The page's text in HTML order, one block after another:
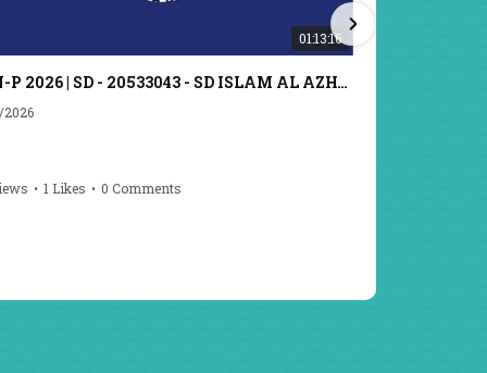
01:13:16
OSN-P 2026 | SD - 20533043 - SD ISLAM AL AZHAR 11 SURABAYA | IPA
• 1 Likes • 0 Comments